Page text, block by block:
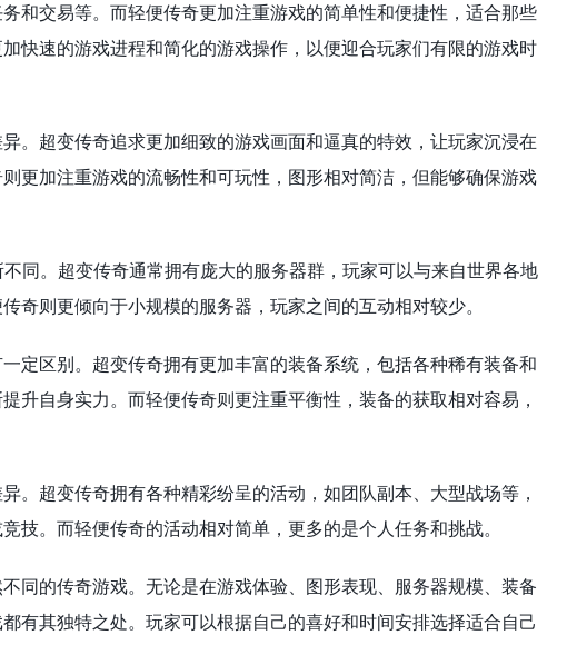
和交易等。而轻便传奇更加注重游戏的简单性和便捷性，适合那些
快速的游戏进程和简化的游戏操作，以便迎合玩家们有限的游戏时
。超变传奇追求更加细致的游戏画面和逼真的特效，让玩家沉浸在
更加注重游戏的流畅性和可玩性，图形相对简洁，但能够确保游戏
同。超变传奇通常拥有庞大的服务器群，玩家可以与来自世界各地
奇则更倾向于小规模的服务器，玩家之间的互动相对较少。
定区别。超变传奇拥有更加丰富的装备系统，包括各种稀有装备和
升自身实力。而轻便传奇则更注重平衡性，装备的获取相对容易，
。超变传奇拥有各种精彩纷呈的活动，如团队副本、大型战场等，
技。而轻便传奇的活动相对简单，更多的是个人任务和挑战。
同的传奇游戏。无论是在游戏体验、图形表现、服务器规模、装备
有其独特之处。玩家可以根据自己的喜好和时间安排选择适合自己